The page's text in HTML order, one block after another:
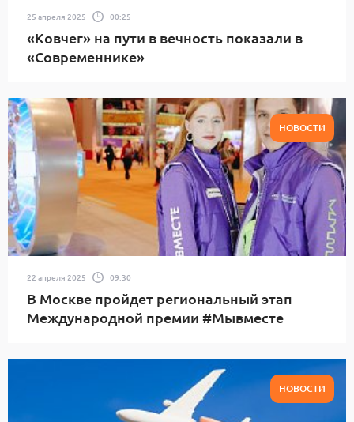
25 апреля 2025 00:25
«Ковчег» на пути в вечность показали в
«Современнике»
НОВОСТИ
22 апреля 2025 09:30
В Москве пройдет региональный этап
Международной премии #Мывместе
НОВОСТИ